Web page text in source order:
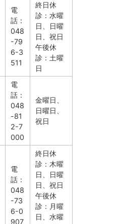
電
話：
048
-79
6-3
511
終日休
診：水曜
日、日曜
日、祝日
午後休
診：土曜
日
電
話：
048
-81
2-7
000
金曜日、
日曜日、
祝日
電
話：
048
-73
6-0
907
終日休
診：木曜
日、日曜
日、祝日
午後休
診：月曜
日、水曜